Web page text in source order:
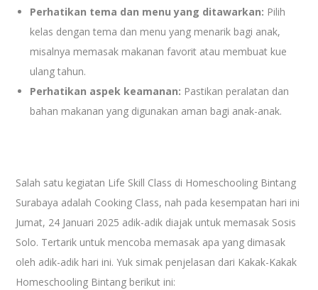
Perhatikan tema dan menu yang ditawarkan: Pilih
kelas dengan tema dan menu yang menarik bagi anak,
misalnya memasak makanan favorit atau membuat kue
ulang tahun.
Perhatikan aspek keamanan: Pastikan peralatan dan
bahan makanan yang digunakan aman bagi anak-anak.
Salah satu kegiatan Life Skill Class di Homeschooling Bintang
Surabaya adalah Cooking Class, nah pada kesempatan hari ini
Jumat, 24 Januari 2025 adik-adik diajak untuk memasak Sosis
Solo. Tertarik untuk mencoba memasak apa yang dimasak
oleh adik-adik hari ini. Yuk simak penjelasan dari Kakak-Kakak
Homeschooling Bintang berikut ini: